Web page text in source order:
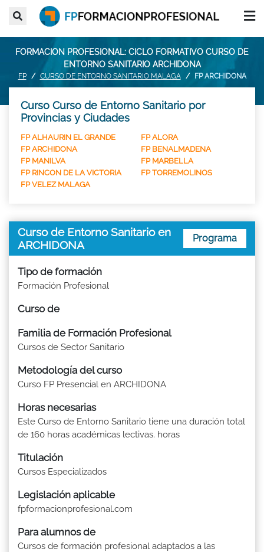
FORMACION PROFESIONAL: CICLO FORMATIVO CURSO DE
ENTORNO SANITARIO ARCHIDONA
FP CURSO DE ENTORNO SANITARIO MALAGA FP ARCHIDONA
Curso Curso de Entorno Sanitario por
Provincias y Ciudades
FP ALHAURIN EL GRANDE
FP ALORA
FP ARCHIDONA
FP BENALMADENA
FP MANILVA
FP MARBELLA
FP RINCON DE LA VICTORIA
FP TORREMOLINOS
FP VELEZ MALAGA
Curso de Entorno Sanitario en
ARCHIDONA
Programa
Tipo de formación
Formación Profesional
Curso de
Familia de Formación Profesional
Cursos de Sector Sanitario
Metodología del curso
Curso FP Presencial en ARCHIDONA
Horas necesarias
Este Curso de Entorno Sanitario tiene una duración total
de 160 horas académicas lectivas. horas
Titulación
Cursos Especializados
Legislación aplicable
fpformacionprofesional.com
Para alumnos de
Cursos de formación profesional adaptados a las